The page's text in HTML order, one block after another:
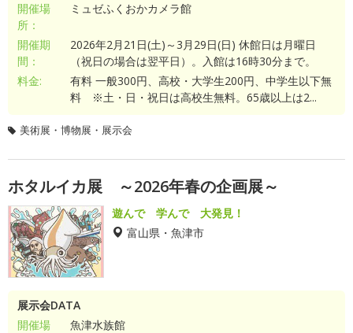
開催場
所：
ミュゼふくおかカメラ館
開催期
間：
2026年2月21日(土)～3月29日(日) 休館日は月曜日
（祝日の場合は翌平日）。入館は16時30分まで。
料金:
有料 一般300円、高校・大学生200円、中学生以下無
料 ※土・日・祝日は高校生無料。65歳以上は2...
美術展・博物展・展示会
ホタルイカ展 ～2026年春の企画展～
遊んで 学んで 大発見！
富山県・魚津市
展示会DATA
開催場
魚津水族館